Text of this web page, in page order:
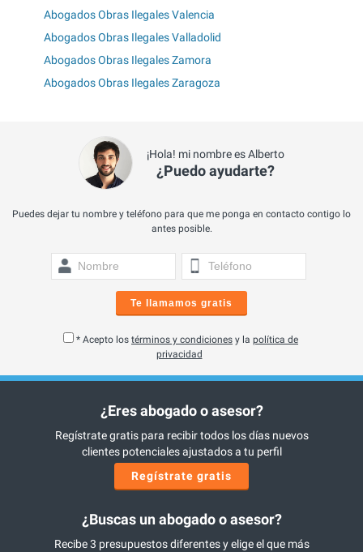
Abogados Obras Ilegales Valencia
Abogados Obras Ilegales Valladolid
Abogados Obras Ilegales Zamora
Abogados Obras Ilegales Zaragoza
¡Hola! mi nombre es Alberto
¿Puedo ayudarte?
Puedes dejar tu nombre y teléfono para que me ponga en contacto contigo lo
antes posible.
Te llamamos gratis
* Acepto los términos y condiciones y la política de
privacidad
¿Eres abogado o asesor?
Regístrate gratis para recibir todos los días nuevos
clientes potenciales ajustados a tu perfil
Regístrate gratis
¿Buscas un abogado o asesor?
Recibe 3 presupuestos diferentes y elige el que más